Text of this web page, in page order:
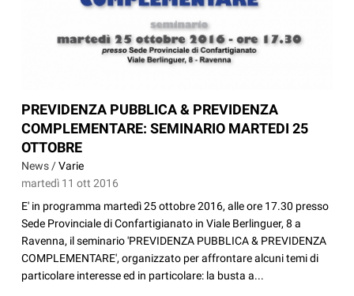
PREVIDENZA PUBBLICA & PREVIDENZA
COMPLEMENTARE: SEMINARIO MARTEDI 25
OTTOBRE
News /Varie
martedì 11 ott 2016
E' in programma martedì 25 ottobre 2016, alle ore 17.30 presso
Sede Provinciale di Confartigianato in Viale Berlinguer, 8 a
Ravenna, il seminario 'PREVIDENZA PUBBLICA & PREVIDENZA
COMPLEMENTARE', organizzato per affrontare alcuni temi di
particolare interesse ed in particolare: la busta a...